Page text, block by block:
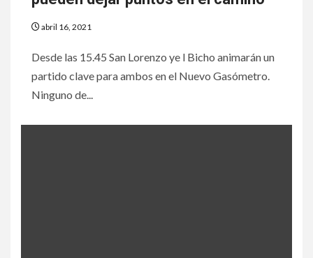
abril 16, 2021
Desde las 15.45 San Lorenzo ye l Bicho animarán un
partido clave para ambos en el Nuevo Gasómetro.
Ninguno de...